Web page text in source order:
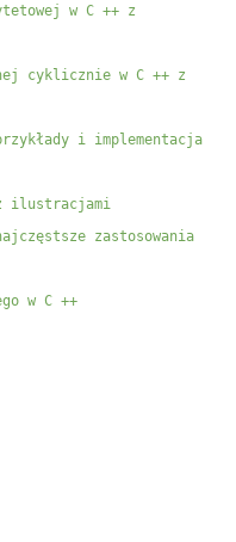
w C ++ z
cyklicznie w C ++ z
i implementacja
ilustracjami
zastosowania
w C ++